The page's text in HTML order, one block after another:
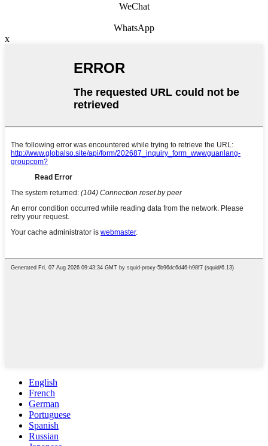
WeChat
WhatsApp
x
English
French
German
Portuguese
Spanish
Russian